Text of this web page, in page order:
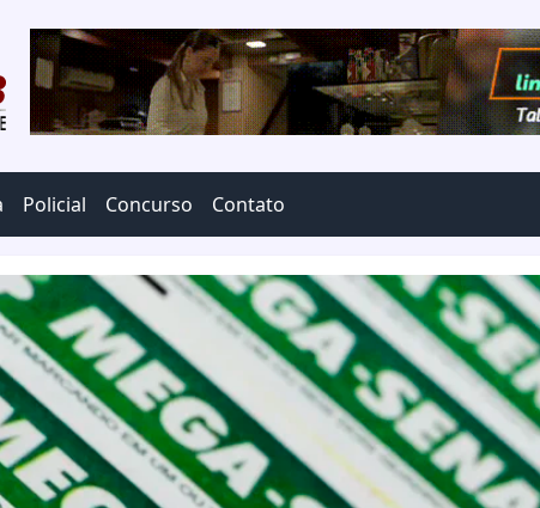
Policial Concurso Contato